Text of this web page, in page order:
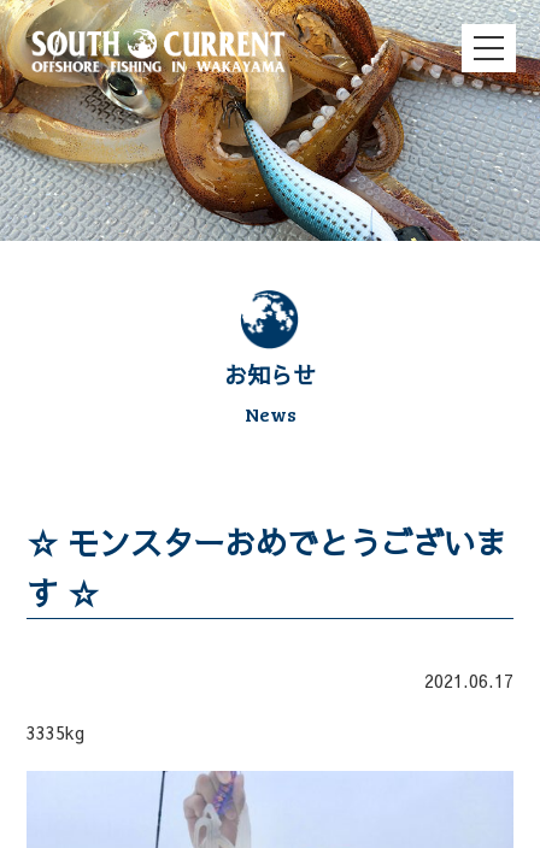
お知らせ
News
☆ モンスターおめでとうございま
す ☆
2021.06.17
3335kg